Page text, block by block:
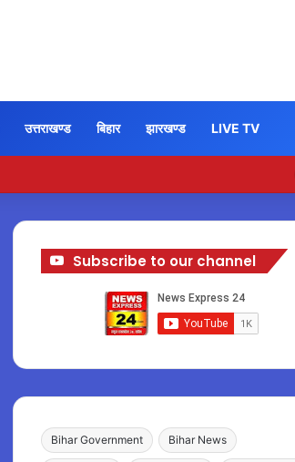
उत्तराखण्ड बिहार झारखण्ड LIVE TV
Subscribe to our channel
Bihar Government Bihar News